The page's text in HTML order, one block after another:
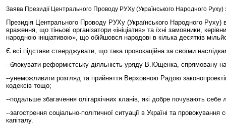
Заява Президії Центрального Проводу РУХу (Українського Народного Руху) з
Президія Центрального Проводу РУХу (Українського Народного Руху)
враження, що тіньові організатори «ініціатив» та їхні замовники,
народною ініціативою», що обійшовся народові в кілька десятків
Є всі підстави стверджувати, що така провокаційна за своїми
--блокувати реформістську діяльність уряду В.Ющенка, спрямовану на
--унеможливити розгляд та прийняття Верховною Радою
кодексів тощо;
--подальше збагачення олігархічних кланів, які добре почувають себе
--загострення соціально-політичної ситуації в Україні та
капіталу.